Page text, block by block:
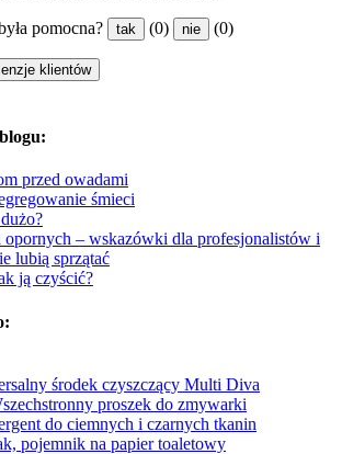
pomocna? tak (0) nie (0)
klientów
przed owadami
śmieci
opornych – wskazówki dla profesjonalistów i
lubią sprzątać
ją czyścić?
środek czyszczący Multi Diva
proszek do zmywarki
do ciemnych i czarnych tkanin
pojemnik na papier toaletowy